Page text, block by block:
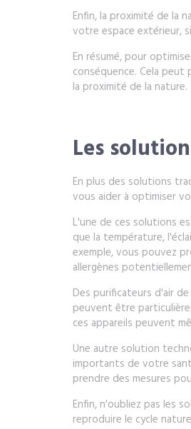
Enfin, la proximité de la
votre espace extérieur,
En résumé, pour
conséquence. Cela
la proximité de la nature.
Les
En plus des solutions
vous aider à optimiser
L'une de ces solutions
que la température,
exemple, vous pouvez
allergènes
Des purificateurs d'air
peuvent être
ces appareils peuvent
Une autre solution
importants de votre
prendre des mesures
Enfin, n'oubliez pas les
reproduire le cycle